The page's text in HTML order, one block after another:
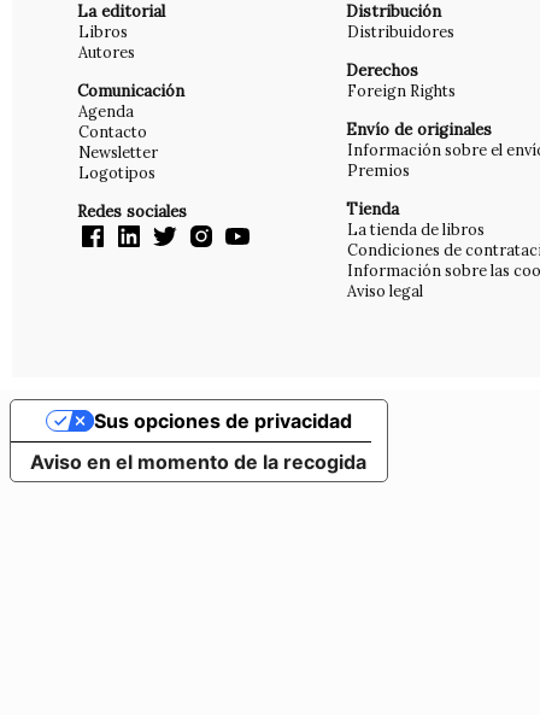
La editorial
Libros
Autores
Comunicación
Agenda
Contacto
Newsletter
Logotipos
Redes sociales
Distribución
Distribuidores
Derechos
Foreign Rights
Envío de originales
Información sobre el
Premios
Tienda
La tienda de libros
Condiciones de
Información sobre las
Aviso legal
Aviso en el momento de la recogida
Sus opciones de privacidad